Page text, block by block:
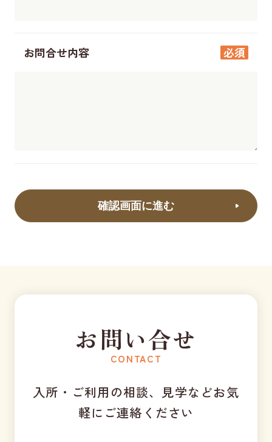
お問合せ内容 必須
お問い合せ
CONTACT
入所・ご利用の相談、見学などお気
軽にご連絡ください